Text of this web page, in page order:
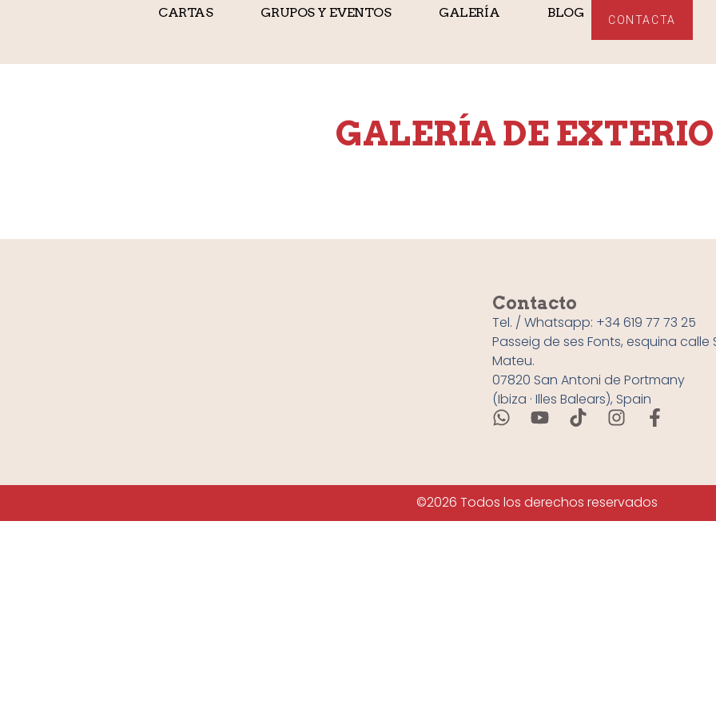
CARTAS GRUPOS Y EVENTOS GALERÍA BLOG CONTACTA
Foto Exterior
GALERÍA DE
Contacto
Tel. / Whatsapp: +34 619 77 73 25
Passeig de ses Fonts, esquina calle
Mateu.
07820 San Antoni de Portmany
(Ibiza · Illes Balears), Spain
©2026 Todos los derechos reservados